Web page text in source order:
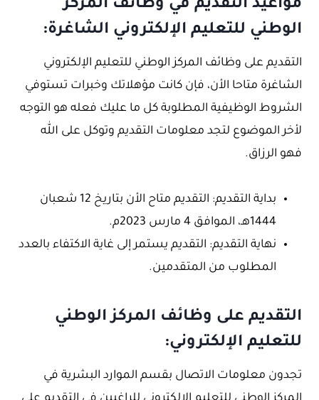
مواعيد التقديم في وظائف المركز
الوطني للتعليم الإلكتروني الشاغرة:
التقديم على وظائف المركز الوطني للتعليم الإلكتروني
الشاغرة متاحا الأن، فإن كانت مؤهلاتك وخبرات تستوفي
الشروط الوظيفية المطلوبة كل ما عليك فعله هو التوجه
لأخر الموضوع لتجد معلومات التقديم وتوكل على الله
فهو الرزاق.
بداية التقديم: التقديم متاح الأن بتاريخ 12 شعبان
1444هـ، الموافق 4 مارس 2023م.
نهاية التقديم: التقديم يستمر إلى غاية الاكتفاء بالعدد
المطلوب من المتقدمين.
التقديم على وظائف المركز الوطني
للتعليم الإلكتروني:
تجدون معلومات الاتصال بقسم الموارد البشرية في